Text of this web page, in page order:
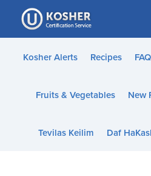
Please
note:
This
website
accessibility
Kosher Alerts Recipes
Fruits & Vegetables New
Tevilas Keilim Daf